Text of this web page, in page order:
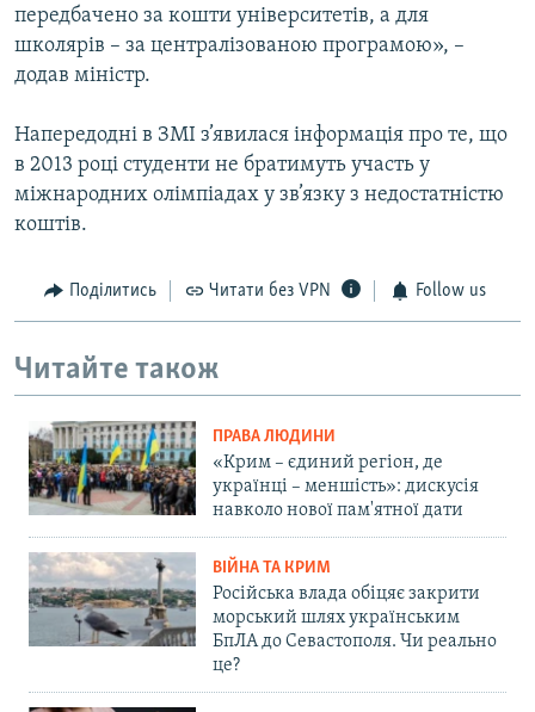
передбачено за кошти університетів, а для
школярів – за централізованою програмою», –
додав міністр.
Напередодні в ЗМІ з’явилася інформація про те, що
в 2013 році студенти не братимуть участь у
міжнародних олімпіадах у зв’язку з недостатністю
коштів.
Поділитись Читати без VPN Follow us
Читайте також
ПРАВА ЛЮДИНИ
«Крим – єдиний регіон, де
українці – меншість»: дискусія
навколо нової пам'ятної дати
ВІЙНА ТА КРИМ
Російська влада обіцяє закрити
морський шлях українським
БпЛА до Севастополя. Чи реально
це?